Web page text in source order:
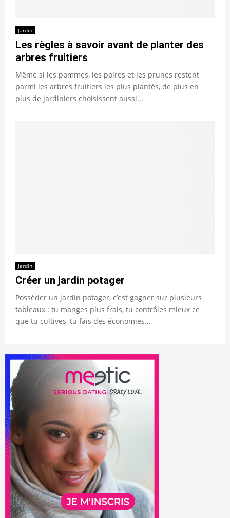
Jardin
Les règles à savoir avant de planter des
arbres fruitiers
Même si les pommes, les poires et les prunes restent
parmi les arbres fruitiers les plus plantés, de plus en
plus de jardiniers choisissent aussi...
Jardin
Créer un jardin potager
Posséder un jardin potager, c’est gagner sur plusieurs
tableaux : tu manges plus frais, tu contrôles mieux ce
que tu cultives, tu fais des économies...